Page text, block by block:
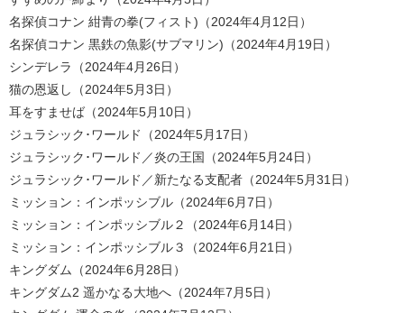
名探偵コナン 紺青の拳(フィスト)（2024年4月12日）
名探偵コナン 黒鉄の魚影(サブマリン)（2024年4月19日）
シンデレラ（2024年4月26日）
猫の恩返し（2024年5月3日）
耳をすませば（2024年5月10日）
ジュラシック･ワールド（2024年5月17日）
ジュラシック･ワールド／炎の王国（2024年5月24日）
ジュラシック･ワールド／新たなる支配者（2024年5月31日）
ミッション：インポッシブル（2024年6月7日）
ミッション：インポッシブル２（2024年6月14日）
ミッション：インポッシブル３（2024年6月21日）
キングダム（2024年6月28日）
キングダム2 遥かなる大地へ（2024年7月5日）